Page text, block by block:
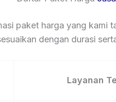
paket harga yang kami
dengan durasi
Layanan